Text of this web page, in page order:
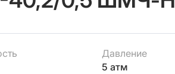
Давление
5 атм